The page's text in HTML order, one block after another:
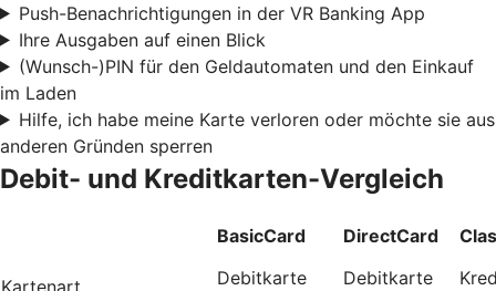
Push-Benachrichtigungen in der VR Banking App
Ihre Ausgaben auf einen Blick
(Wunsch-)PIN für den Geldautomaten und den Einkauf
im Laden
Hilfe, ich habe meine Karte verloren oder möchte sie aus
anderen Gründen sperren
Debit- und Kreditkarten-Vergleich
BasicCard DirectCard
Kartenart Debitkarte Debitkarte